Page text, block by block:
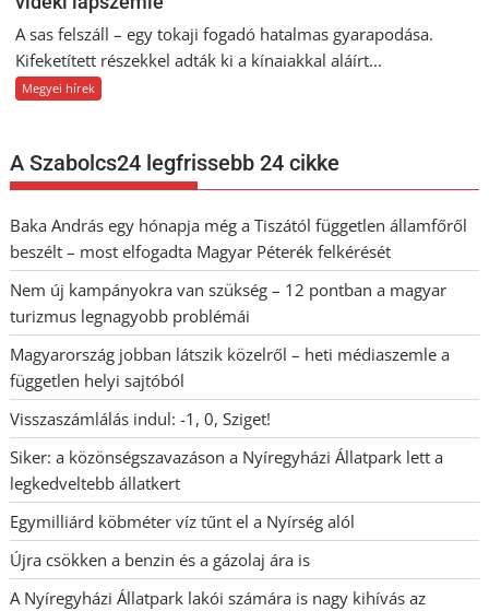
A sas felszáll – egy tokaji fogadó hatalmas gyarapodása.
Kifeketített részekkel adták ki a kínaiakkal aláírt...
Megyei hírek
A Szabolcs24 legfrissebb 24 cikke
Baka András egy hónapja még a Tiszától független államfőről
beszélt – most elfogadta Magyar Péterék felkérését
Nem új kampányokra van szükség – 12 pontban a magyar
turizmus legnagyobb problémái
Magyarország jobban látszik közelről – heti médiaszemle a
független helyi sajtóból
Visszaszámlálás indul: -1, 0, Sziget!
Siker: a közönségszavazáson a Nyíregyházi Állatpark lett a
legkedveltebb állatkert
Egymilliárd köbméter víz tűnt el a Nyírség alól
Újra csökken a benzin és a gázolaj ára is
A Nyíregyházi Állatpark lakói számára is nagy kihívás az